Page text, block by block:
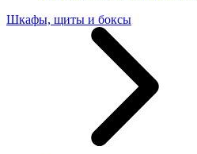
Шкафы, щиты и боксы